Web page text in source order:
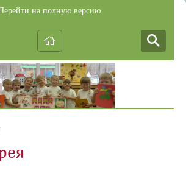
на полную версию